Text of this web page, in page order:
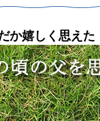
か嬉しく思えた